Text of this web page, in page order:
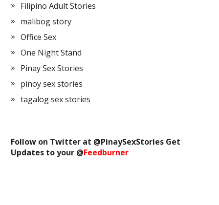
Filipino Adult Stories
malibog story
Office Sex
One Night Stand
Pinay Sex Stories
pinoy sex stories
tagalog sex stories
Follow on Twitter at @PinaySexStories Get
Updates to your @Feedburner